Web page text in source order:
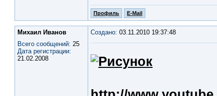
Профиль E-Mail
Михаил Иванов
Всего сообщений: 25
Дата регистрации:
21.02.2008
Создано: 03.11.2010 19:37:48